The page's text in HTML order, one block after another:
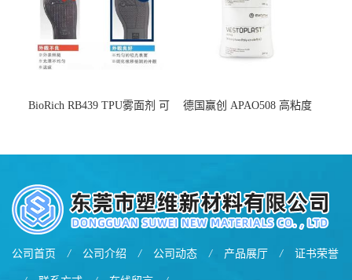
BioRich RB439 TPU雾面剂 可
德国赢创 APAO508 高粘度
公司首页 / 公司介绍 / 公司动态 / 产品展厅 / 证书荣誉